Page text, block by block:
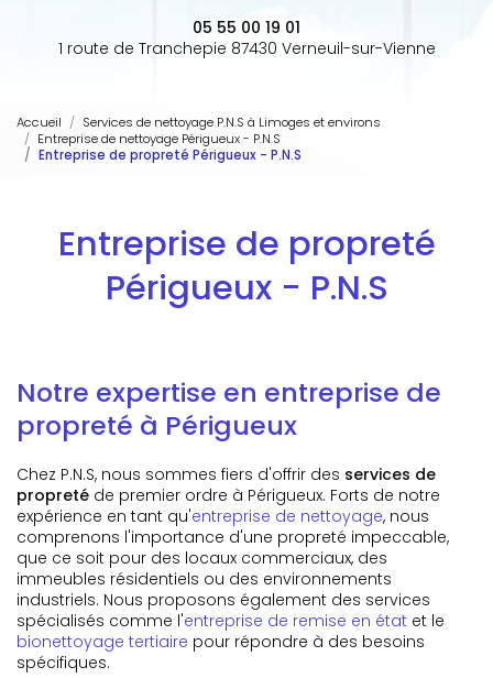
05 55 00 19 01
1 route de Tranchepie 87430 Verneuil-sur-Vienne
Accueil
Services de nettoyage P.N.S à Limoges et environs
Entreprise de nettoyage Périgueux - P.N.S
Entreprise de propreté Périgueux - P.N.S
Entreprise de propreté
Périgueux - P.N.S
Notre expertise en entreprise de
propreté à Périgueux
Chez P.N.S, nous sommes fiers d'offrir des services de
propreté de premier ordre à Périgueux. Forts de notre
expérience en tant qu'entreprise de nettoyage, nous
comprenons l'importance d'une propreté impeccable,
que ce soit pour des locaux commerciaux, des
immeubles résidentiels ou des environnements
industriels. Nous proposons également des services
spécialisés comme l'entreprise de remise en état et le
bionettoyage tertiaire pour répondre à des besoins
spécifiques.